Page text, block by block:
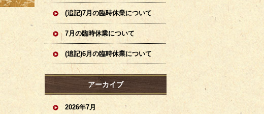
(追記)7月の臨時休業について
7月の臨時休業について
(追記)6月の臨時休業について
アーカイブ
2026年7月